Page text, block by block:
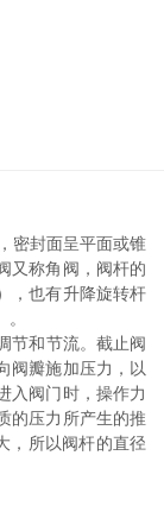
密封面呈平面或锥
又称角阀，阀杆的
，也有升降旋转杆
和节流。截止阀
阀瓣施加压力，以
入阀门时，操作力
的压力所产生的推
，所以阀杆的直径